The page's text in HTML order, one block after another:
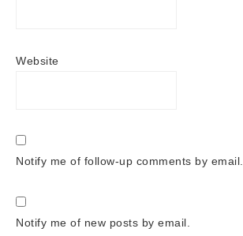
Website
Notify me of follow-up comments by email.
Notify me of new posts by email.